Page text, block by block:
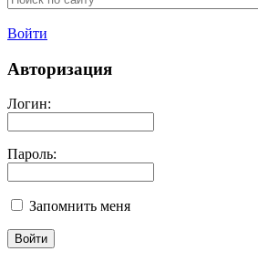
Войти
Авторизация
Логин:
Пароль:
Запомнить меня